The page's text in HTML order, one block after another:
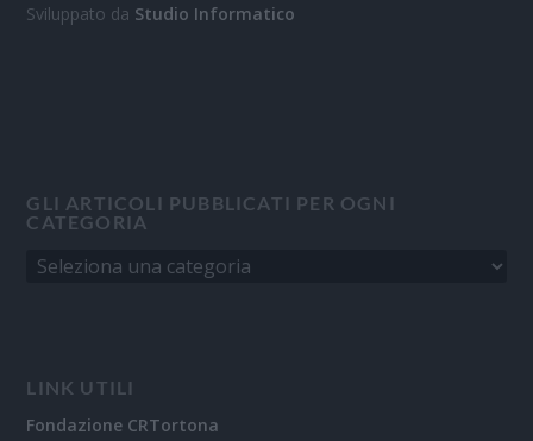
Sviluppato da Studio Informatico
GLI ARTICOLI PUBBLICATI PER OGNI
CATEGORIA
LINK UTILI
Fondazione CRTortona